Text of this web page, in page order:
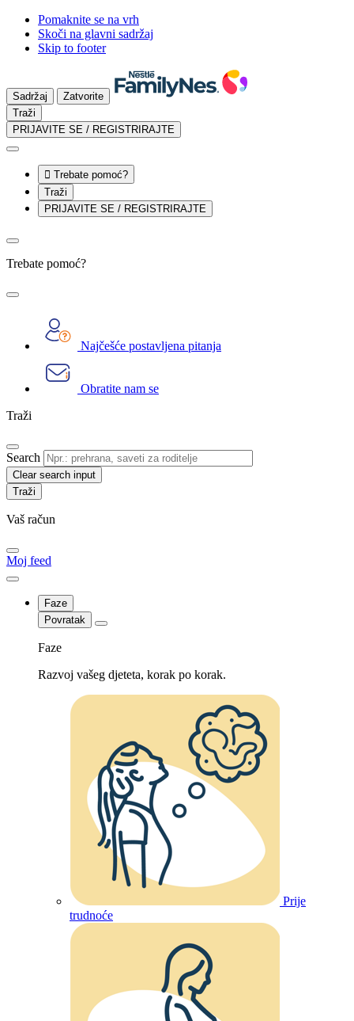
Pomaknite se na vrh
Skoči na glavni sadržaj
Skip to footer
Sadržaj
Zatvorite
Traži
PRIJAVITE SE / REGISTRIRAJTE
 Trebate pomoć?
Traži
PRIJAVITE SE / REGISTRIRAJTE
Trebate pomoć?
Najčešće postavljena pitanja
Obratite nam se
Traži
Search
Clear search input
Vaš račun
Moj feed
Faze
Povratak
Faze
Razvoj vašeg djeteta, korak po korak.
Prije
trudnoće